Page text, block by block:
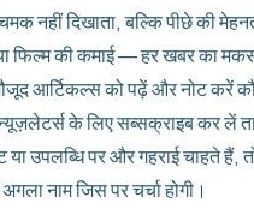
नहीं दिखाता, बल्कि पीछे की
या फिल्म की कमाई — हर खबर का
आर्टिकल्स को पढ़ें और नोट करें
के लिए सब्सक्राइब कर लें
उपलब्धि पर और गहराई चाहते हैं,
नाम जिस पर चर्चा होगी।